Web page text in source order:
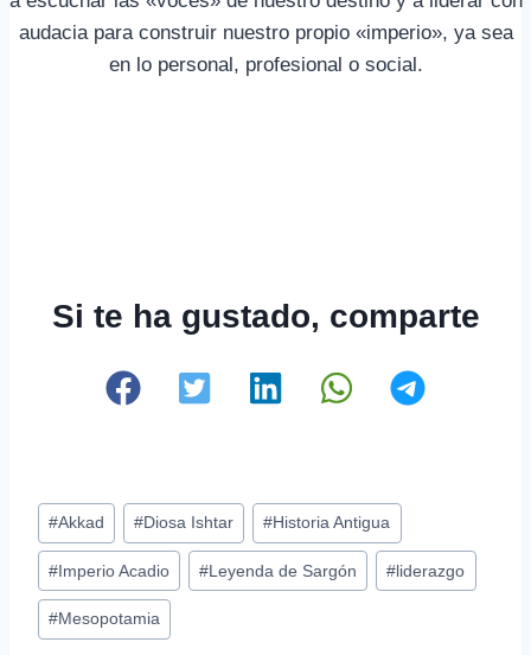
audacia para construir nuestro propio «imperio», ya sea
en lo personal, profesional o social.
Si te ha gustado, comparte
Etiquetas
de
la
entrada:
#Akkad #Diosa Ishtar #Historia Antigua
# Imperio Acadio # Leyenda de Sargón # liderazgo
#Mesopotamia